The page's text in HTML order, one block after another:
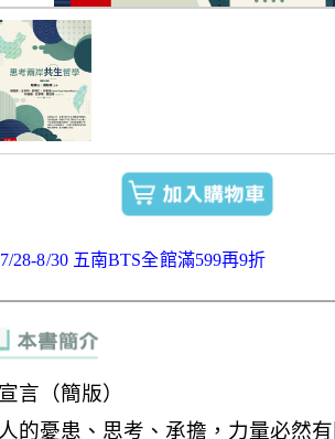
7/28-8/30 五南BTS全館滿599再9折